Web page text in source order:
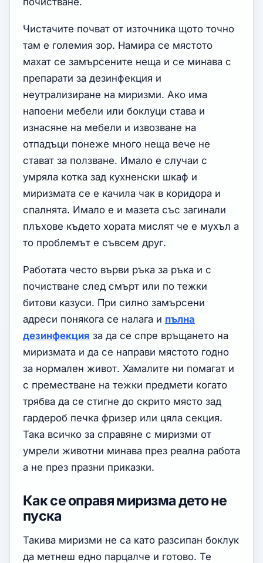
Чистачите почват от източника щото точно
там е големия зор. Намира се мястото
махат се замърсените неща и се минава с
препарати за дезинфекция и
неутрализиране на миризми. Ако има
напоени мебели или боклуци става и
изнасяне на мебели и извозване на
отпадъци понеже много неща вече не
стават за ползване. Имало е случаи с
умряла котка зад кухненски шкаф и
миризмата се е качила чак в коридора и
спалнята. Имало е и мазета със загинали
плъхове където хората мислят че е мухъл а
то проблемът е съвсем друг.
Работата често върви ръка за ръка и с
почистване след смърт или по тежки
битови казуси. При силно замърсени
адреси понякога се налага и пълна
дезинфекция за да се спре връщането на
миризмата и да се направи мястото годно
за нормален живот. Хамалите ни помагат и
с преместване на тежки предмети когато
трябва да се стигне до скрито място зад
гардероб печка фризер или цяла секция.
Така всичко за справяне с миризми от
умрели животни минава през реална работа
а не през празни приказки.
Как се оправя миризма дето не
пуска
Такива миризми не са като разсипан боклук
да метнеш едно парцалче и готово. Те